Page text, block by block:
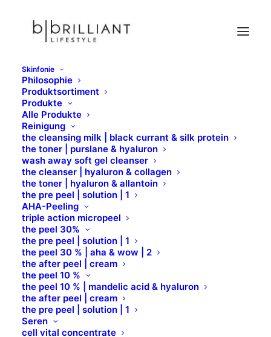
Skinfonie
Philosophie
Produktsortiment
Produkte
Alle Produkte
Reinigung
the cleansing milk | black currant & silk protein
the toner | purslane & hyaluron
wash away soft gel cleanser
the cleanser | hyaluron & collagen
the toner | hyaluron & allantoin
the pre peel | solution | 1
AHA-Peeling
triple action micropeel
the peel 30%
the pre peel | solution | 1
the peel 30 % | aha & wow | 2
the after peel | cream
the peel 10 %
the peel 10 % | mandelic acid & hyaluron
the after peel | cream
the pre peel | solution | 1
Seren
cell vital concentrate
Home M.Magi
REINIGUNG
BERUHIGEND